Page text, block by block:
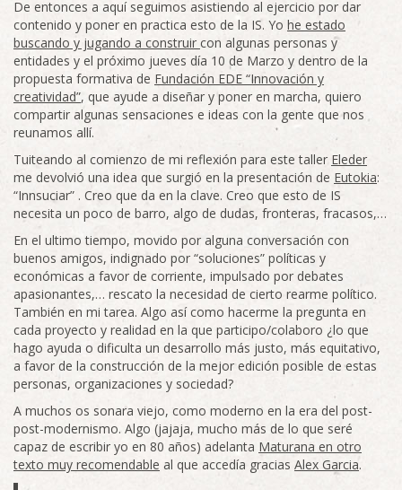
De entonces a aquí seguimos asistiendo al ejercicio por dar
contenido y poner en practica esto de la IS. Yo he estado
buscando y jugando a construir con algunas personas y
entidades y el próximo jueves día 10 de Marzo y dentro de la
propuesta formativa de Fundación EDE “Innovación y
creatividad”, que ayude a diseñar y poner en marcha, quiero
compartir algunas sensaciones e ideas con la gente que nos
reunamos allí.
Tuiteando al comienzo de mi reflexión para este taller Eleder
me devolvió una idea que surgió en la presentación de Eutokia:
“Innsuciar” . Creo que da en la clave. Creo que esto de IS
necesita un poco de barro, algo de dudas, fronteras, fracasos,…
En el ultimo tiempo, movido por alguna conversación con
buenos amigos, indignado por “soluciones” políticas y
económicas a favor de corriente, impulsado por debates
apasionantes,… rescato la necesidad de cierto rearme político.
También en mi tarea. Algo así como hacerme la pregunta en
cada proyecto y realidad en la que participo/colaboro ¿lo que
hago ayuda o dificulta un desarrollo más justo, más equitativo,
a favor de la construcción de la mejor edición posible de estas
personas, organizaciones y sociedad?
A muchos os sonara viejo, como moderno en la era del post-
post-modernismo. Algo (jajaja, mucho más de lo que seré
capaz de escribir yo en 80 años) adelanta Maturana en otro
texto muy recomendable al que accedía gracias Alex Garcia.